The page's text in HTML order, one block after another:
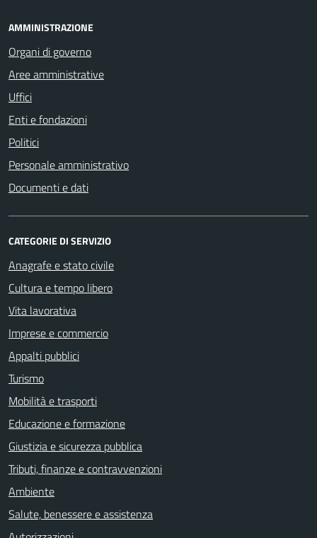
AMMINISTRAZIONE
Organi di governo
Aree amministrative
Uffici
Enti e fondazioni
Politici
Personale amministrativo
Documenti e dati
CATEGORIE DI SERVIZIO
Anagrafe e stato civile
Cultura e tempo libero
Vita lavorativa
Imprese e commercio
Appalti pubblici
Turismo
Mobilità e trasporti
Educazione e formazione
Giustizia e sicurezza pubblica
Tributi, finanze e contravvenzioni
Ambiente
Salute, benessere e assistenza